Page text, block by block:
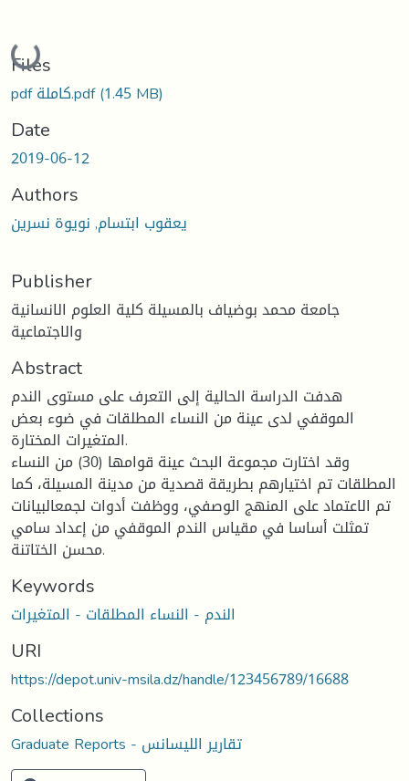
Loading...
Files
pdf كاملة.pdf(1.45 MB)
Date
2019-06-12
Authors
يعقوب ابتسام, نويوة نسرين
Publisher
جامعة محمد بوضياف بالمسيلة كلية العلوم الانسانية
والاجتماعية
Abstract
هدفت الدراسة الحالية إلى التعرف على مستوى الندم
الموقفي لدى عينة من النساء المطلقات في ضوء بعض
المتغيرات المختارة.
وقد اختارت مجموعة البحث عينة قوامها (30) من النساء
المطلقات تم اختيارهم بطريقة قصدية من مدينة المسيلة، كما
تم الاعتماد على المنهج الوصفي، ووظفت أدوات لجمعالبيانات
تمثلت أساسا في مقياس الندم الموقفي من إعداد سامي
محسن الختاتنة.
Keywords
الندم - النساء المطلقات - المتغيرات
URI
https://depot.univ-msila.dz/handle/123456789/16688
Collections
Graduate Reports - تقارير الليسانس